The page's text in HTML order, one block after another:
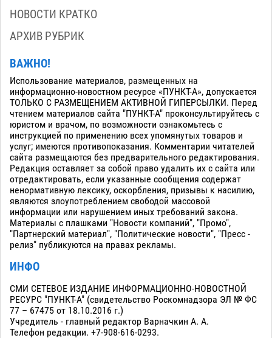
НОВОСТИ КРАТКО
АРХИВ РУБРИК
ВАЖНО!
Использование материалов, размещенных на
информационно-новостном ресурсе «ПУНКТ-А», допускается
ТОЛЬКО С РАЗМЕЩЕНИЕМ АКТИВНОЙ ГИПЕРСЫЛКИ. Перед
чтением материалов сайта "ПУНКТ-А" проконсультируйтесь с
юристом и врачом, по возможности ознакомьтесь с
инструкцией по применению всех упомянутых товаров и
услуг; имеются противопоказания. Комментарии читателей
сайта размещаются без предварительного редактирования.
Редакция оставляет за собой право удалить их с сайта или
отредактировать, если указанные сообщения содержат
ненормативную лексику, оскорбления, призывы к насилию,
являются злоупотреблением свободой массовой
информации или нарушением иных требований закона.
Материалы с плашками "Новости компаний", "Промо",
"Партнерский материал", "Политические новости", "Пресс -
релиз" публикуются на правах рекламы.
ИНФО
СМИ СЕТЕВОЕ ИЗДАНИЕ ИНФОРМАЦИОННО-НОВОСТНОЙ
РЕСУРС "ПУНКТ-А" (свидетельство Роскомнадзора ЭЛ № ФС
77 – 67475 от 18.10.2016 г.)
Учредитель - главный редактор Варначкин А. А.
Телефон редакции. +7-908-616-0293.